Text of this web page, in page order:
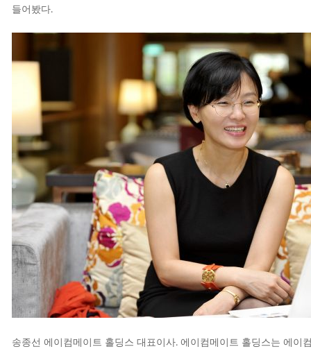
들어봤다.
송종선 에이컴메이트 홀딩스 대표이사. 에이컴메이트 홀딩스는 에